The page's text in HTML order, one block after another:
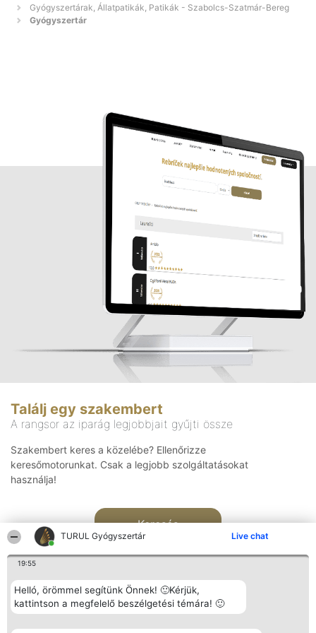
TURUL Gyógyszertár Live chat
19:55
Helló, örömmel segítünk Önnek! 🙂Kérjük,
kattintson a megfelelő beszélgetési témára! 🙂
Gyógyszertárak, Állatpatikák, Patikák - Szabolcs-Szatmár-Bereg
Gyógyszertár
Találj egy szakembert
A rangsor az iparág legjobbjait gyűjti össze
Szakembert keres a közelébe? Ellenőrizze
keresőmotorunkat. Csak a legjobb szolgáltatásokat
használja!
Keresés
Rangsorszervező Népszavazás Elérhetőség